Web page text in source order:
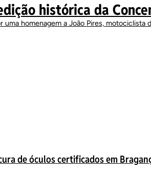
histórica da
homenagem a João Pires, motociclista
de óculos certificados em